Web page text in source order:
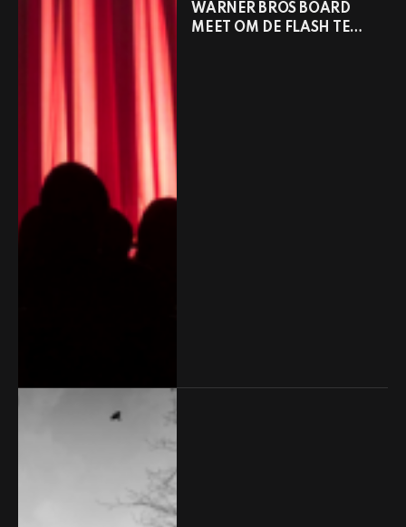
WARNER BROS BOARD
MEET OM DE FLASH TE